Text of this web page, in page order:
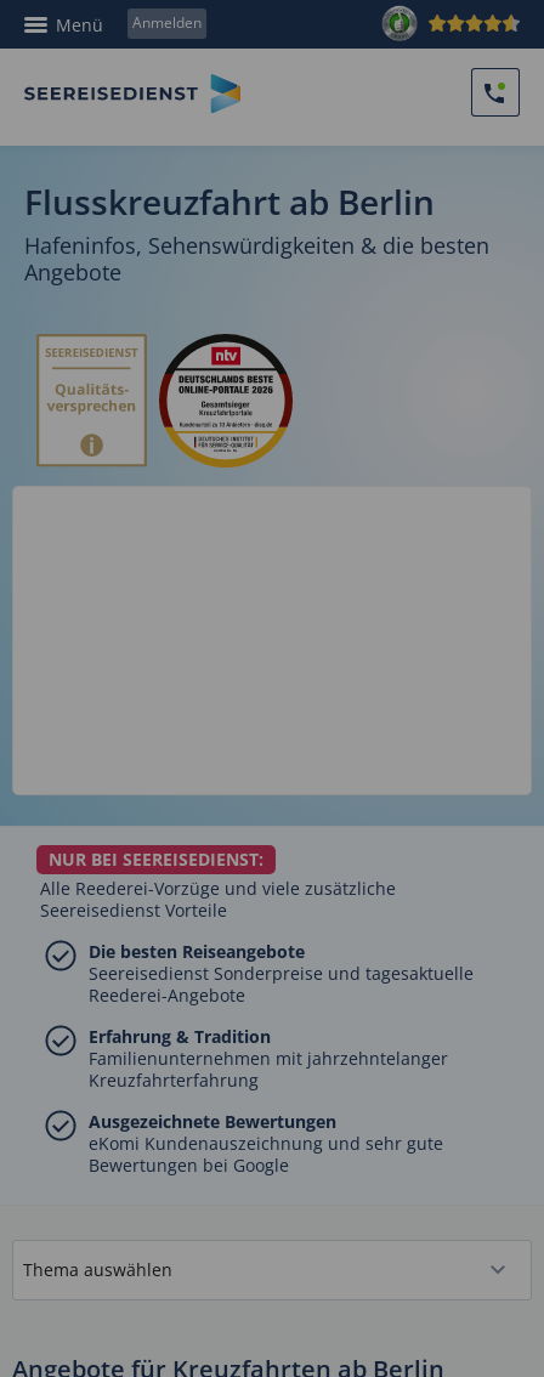
Menü Anmelden
Flusskreuzfahrt ab Berlin
Hafeninfos, Sehenswürdigkeiten & die besten
Angebote
NUR BEI SEEREISEDIENST:
Alle Reederei-Vorzüge und viele zusätzliche
Seereisedienst Vorteile
Die besten Reiseangebote
Seereisedienst Sonderpreise und tagesaktuelle
Reederei-Angebote
Erfahrung & Tradition
Familienunternehmen mit jahrzehntelanger
Kreuzfahrterfahrung
Ausgezeichnete Bewertungen
eKomi Kundenauszeichnung und sehr gute
Bewertungen bei Google
Angebote für Kreuzfahrten ab Berlin